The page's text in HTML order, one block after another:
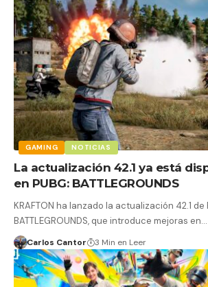
GAMING NOTICIAS
La actualización 42.1 ya está
en PUBG: BATTLEGROUNDS
KRAFTON ha lanzado la actualización 42.1 de
BATTLEGROUNDS, que introduce mejoras en…
Carlos Cantor 3 Min en Leer